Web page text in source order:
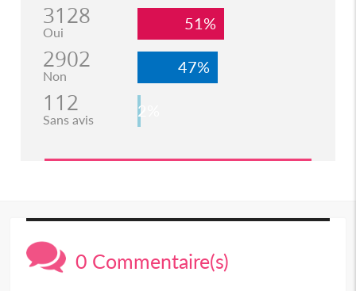
3128
Oui 51%
2902
Non 47%
112
Sans avis 2%
0 Commentaire(s)